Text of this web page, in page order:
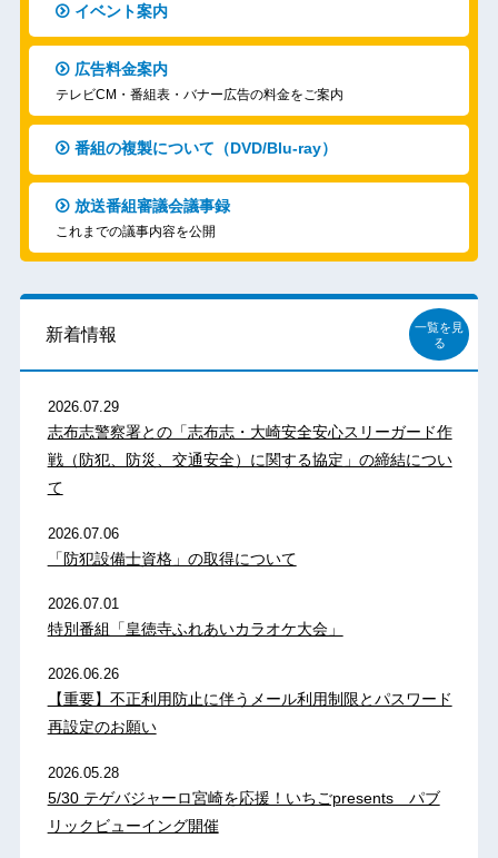
イベント案内
広告料金案内
テレビCM・番組表・バナー広告の料金をご案内
番組の複製について（DVD/Blu-ray）
放送番組審議会議事録
これまでの議事内容を公開
新着情報
一覧を見
る
2026.07.29
志布志警察署との「志布志・大崎安全安心スリーガード作
戦（防犯、防災、交通安全）に関する協定」の締結につい
て
2026.07.06
「防犯設備士資格」の取得について
2026.07.01
特別番組「皇徳寺ふれあいカラオケ大会」
2026.06.26
【重要】不正利用防止に伴うメール利用制限とパスワード
再設定のお願い
2026.05.28
5/30 テゲバジャーロ宮崎を応援！いちごpresents パブ
リックビューイング開催